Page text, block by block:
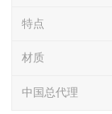
特点
材质
中国总代理